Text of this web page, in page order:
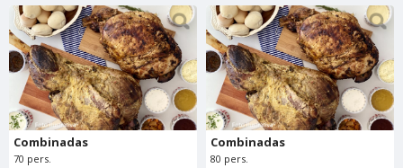
Combinadas
70 pers.
Combinadas
80 pers.